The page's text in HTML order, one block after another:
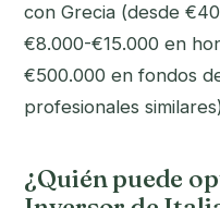
con Grecia (desde
€8.000-€15.000 en
€500.000 en fondos
profesionales
¿Quién puede